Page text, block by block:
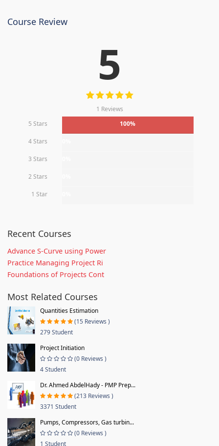
Course Review
5
1 Reviews
5 Stars
100%
4 Stars
3 Stars
2 Stars
1 Star
Recent Courses
Advance S-Curve using Power
Practice Managing Project Ri
Foundations of Projects Cont
Most Related Courses
Quantities Estimation
(15 Reviews )
279 Student
Project Initiation
(0 Reviews )
4 Student
Dr. Ahmed AbdelHady - PMP Prep...
(213 Reviews )
3371 Student
Pumps, Compressors, Gas turbin...
(0 Reviews )
1 Student